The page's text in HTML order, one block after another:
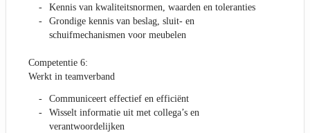
Kennis van kwaliteitsnormen, waarden en toleranties
Grondige kennis van beslag, sluit- en
schuifmechanismen voor meubelen
Competentie 6:
Werkt in teamverband
Communiceert effectief en efficiënt
Wisselt informatie uit met collega’s en
verantwoordelijken